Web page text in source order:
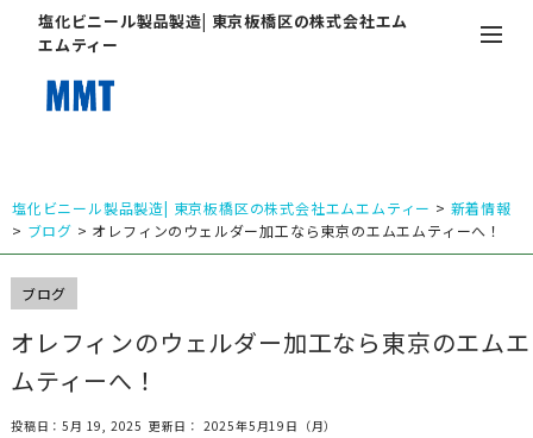
塩化ビニール製品製造| 東京板橋区の株式会社エム
エムティー
塩化ビニール製品製造| 東京板橋区の株式会社エムエムティー > 新着情報
> ブログ > オレフィンのウェルダー加工なら東京のエムエムティーへ！
ブログ
オレフィンのウェルダー加工なら東京のエムエ
ムティーへ！
投稿日：5月 19, 2025 更新日： 2025年5月19日（月）